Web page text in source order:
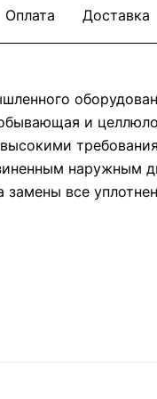
Оплата Доставка
и
замены все